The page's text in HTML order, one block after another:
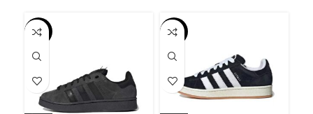
-55% -55%